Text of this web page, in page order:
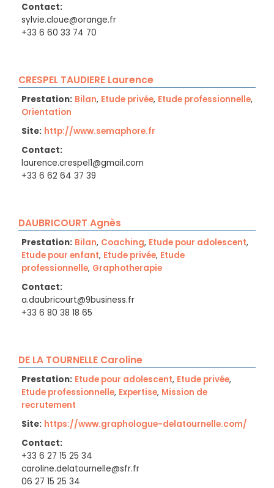
Contact:
sylvie.cloue@orange.fr
+33 6 60 33 74 70
CRESPEL TAUDIERE Laurence
Prestation: Bilan, Etude privée, Etude professionnelle,
Orientation
Site: http://www.semaphore.fr
Contact:
laurence.crespel1@gmail.com
+33 6 62 64 37 39
DAUBRICOURT Agnès
Prestation: Bilan, Coaching, Etude pour adolescent,
Etude pour enfant, Etude privée, Etude
professionnelle, Graphotherapie
Contact:
a.daubricourt@9business.fr
+33 6 80 38 18 65
DE LA TOURNELLE Caroline
Prestation: Etude pour adolescent, Etude privée,
Etude professionnelle, Expertise, Mission de
recrutement
Site: https://www.graphologue-delatournelle.com/
Contact:
+33 6 27 15 25 34
caroline.delatournelle@sfr.fr
06 27 15 25 34